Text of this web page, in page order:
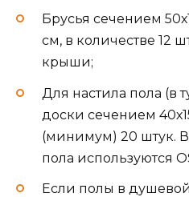
Брусья сечением
см, в количестве 12
крыши;
Для настила пола (в
доски сечением
(минимум) 20 штук. В
пола используются
Если полы в